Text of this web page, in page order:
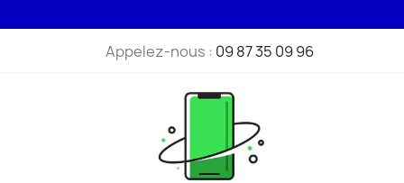
Appelez-nous : 09 87 35 09 96